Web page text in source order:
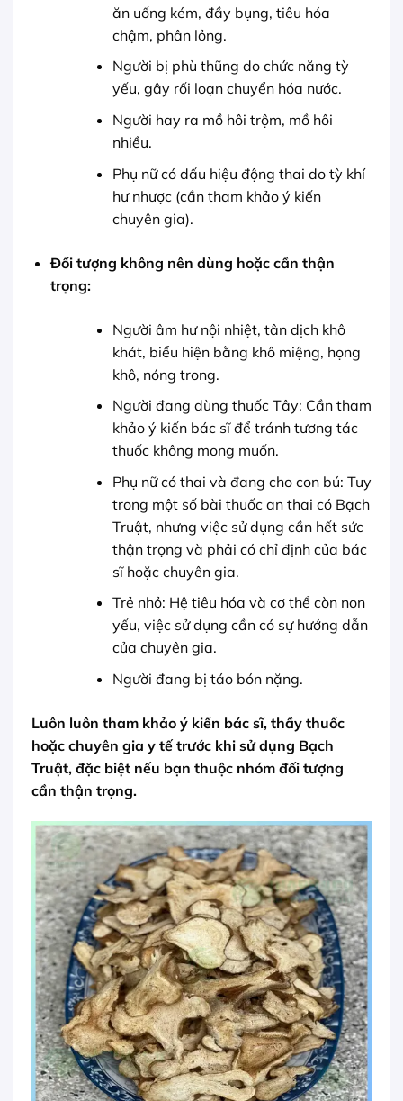
ăn uống kém, đầy bụng, tiêu hóa
chậm, phân lỏng.
Người bị phù thũng do chức năng tỳ
yếu, gây rối loạn chuyển hóa nước.
Người hay ra mồ hôi trộm, mồ hôi
nhiều.
Phụ nữ có dấu hiệu động thai do tỳ khí
hư nhược (cần tham khảo ý kiến
chuyên gia).
Đối tượng không nên dùng hoặc cần thận
trọng:
Người âm hư nội nhiệt, tân dịch khô
khát, biểu hiện bằng khô miệng, họng
khô, nóng trong.
Người đang dùng thuốc Tây: Cần tham
khảo ý kiến bác sĩ để tránh tương tác
thuốc không mong muốn.
Phụ nữ có thai và đang cho con bú: Tuy
trong một số bài thuốc an thai có Bạch
Truật, nhưng việc sử dụng cần hết sức
thận trọng và phải có chỉ định của bác
sĩ hoặc chuyên gia.
Trẻ nhỏ: Hệ tiêu hóa và cơ thể còn non
yếu, việc sử dụng cần có sự hướng dẫn
của chuyên gia.
Người đang bị táo bón nặng.
Luôn luôn tham khảo ý kiến bác sĩ, thầy thuốc
hoặc chuyên gia y tế trước khi sử dụng Bạch
Truật, đặc biệt nếu bạn thuộc nhóm đối tượng
cần thận trọng.